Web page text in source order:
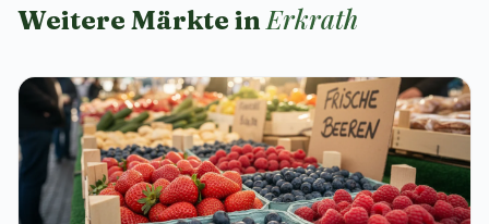
Weitere Märkte inErkrath